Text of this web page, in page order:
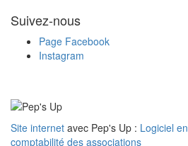
Suivez-nous
Page Facebook
Instagram
Site internet avec Pep's Up : Logiciel
comptabilité des associations